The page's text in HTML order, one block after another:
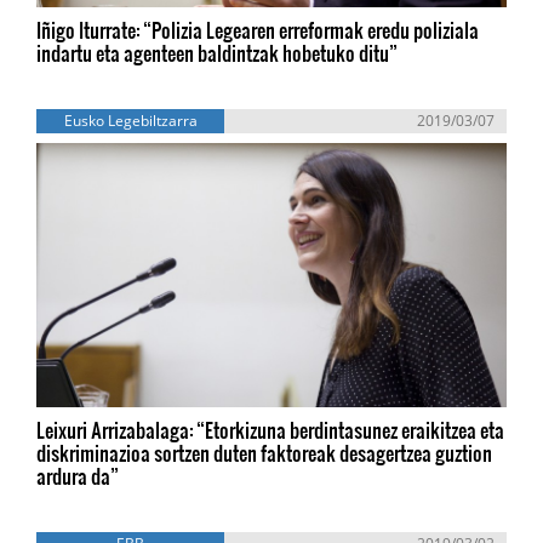
Iñigo Iturrate: “Polizia Legearen erreformak eredu poliziala
indartu eta agenteen baldintzak hobetuko ditu”
Eusko Legebiltzarra 2019/03/07
Leixuri Arrizabalaga: “Etorkizuna berdintasunez eraikitzea eta
diskriminazioa sortzen duten faktoreak desagertzea guztion
ardura da”